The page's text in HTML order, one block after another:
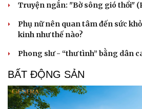
Truyện ngắn: "Bờ sông gió thổi"
Phụ nữ nên quan tâm đến sức
kinh như thế nào?
Phong slư - “thư tình” bằng dân
BẤT ĐỘNG SẢN